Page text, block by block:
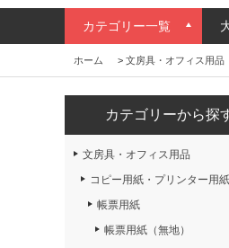
カテゴリー一覧
ホーム > 文房具・オフィス用品
カテゴリーから探
文房具・オフィス用品
コピー用紙・プリンター用紙
帳票用紙
帳票用紙（無地）